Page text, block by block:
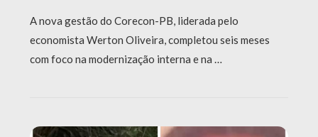
A nova gestão do Corecon-PB, liderada pelo
economista Werton Oliveira, completou seis meses
com foco na modernização interna e na …